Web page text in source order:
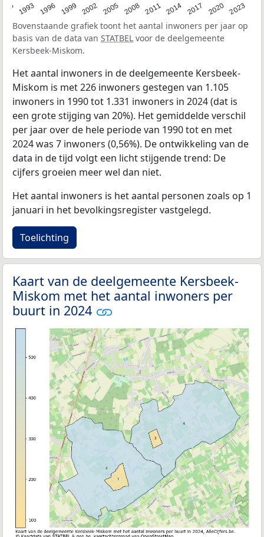
1993 1996 1999 2002 2005 2008 2011 2014 2017 2020 2023
Bovenstaande grafiek toont het aantal inwoners per jaar op
basis van de data van STATBEL voor de deelgemeente
Kersbeek-Miskom.
Het aantal inwoners in de deelgemeente Kersbeek-
Miskom is met 226 inwoners gestegen van 1.105
inwoners in 1990 tot 1.331 inwoners in 2024 (dat is
een grote stijging van 20%). Het gemiddelde verschil
per jaar over de hele periode van 1990 tot en met
2024 was 7 inwoners (0,56%). De ontwikkeling van de
data in de tijd volgt een licht stijgende trend: De
cijfers groeien meer wel dan niet.
Het aantal inwoners is het aantal personen zoals op 1
januari in het bevolkingsregister vastgelegd.
Toelichting
Kaart van de deelgemeente Kersbeek-
Miskom met het aantal inwoners per
buurt in 2024